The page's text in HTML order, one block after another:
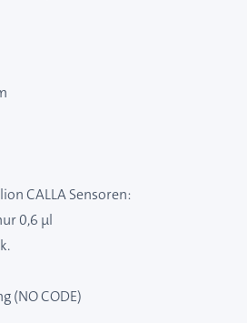
CALLA Sensoren:
0,6 µl
(NO CODE)